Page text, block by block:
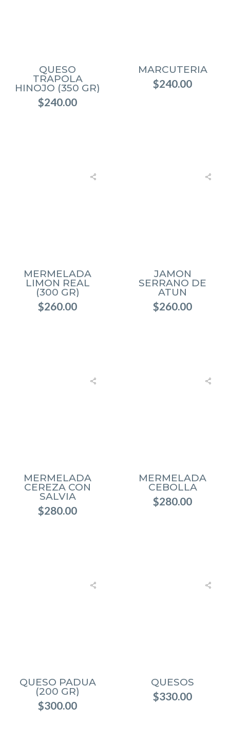
QUESO
TRAPOLA
HINOJO (350 GR)
$240.00
MARCUTERIA
$240.00
MERMELADA
LIMON REAL
(300 GR)
$260.00
JAMON
SERRANO DE
ATUN
$260.00
MERMELADA
CEREZA CON
SALVIA
$280.00
MERMELADA
CEBOLLA
$280.00
QUESO PADUA
(200 GR)
$300.00
QUESOS
$330.00